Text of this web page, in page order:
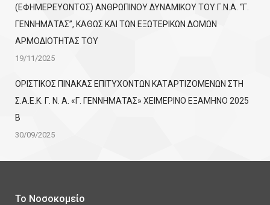
(ΕΦΗΜΕΡΕΥΟΝΤΟΣ) ΑΝΘΡΩΠΙΝΟΥ ΔΥΝΑΜΙΚΟΥ ΤΟΥ Γ.Ν.Α. “Γ.
ΓΕΝΝΗΜΑΤΑΣ”, ΚΑΘΩΣ ΚΑΙ ΤΩΝ ΕΞΩΤΕΡΙΚΩΝ ΔΟΜΩΝ
ΑΡΜΟΔΙΟΤΗΤΑΣ ΤΟΥ
19/11/2025
ΟΡΙΣΤΙΚΟΣ ΠΙΝΑΚΑΣ ΕΠΙΤΥΧΟΝΤΩΝ KATΑΡΤΙΖΟΜΕΝΩΝ ΣΤΗ
Σ.Α.Ε.Κ. Γ. Ν. Α. «Γ. ΓΕΝΝΗΜΑΤΑΣ» ΧΕΙΜΕΡΙΝΟ ΕΞΑΜΗΝΟ 2025
Β
30/09/2025
Το Νοσοκομείο